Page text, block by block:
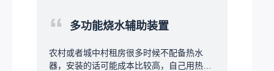
尽可能压低，最好在50元以内，我接触过一
触的都是软件，对硬件什么的不太了解，了
解不多，也是最近刚开始了解……所以关于
“ 多功能烧水辅助装置
农村或者城中村租房很多时候不配备热水
器，安装的话可能成本比较高，自己用热得